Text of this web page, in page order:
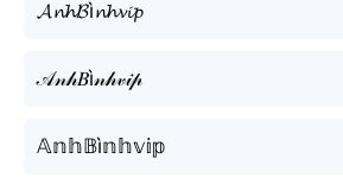
𝓐𝓷𝓱𝓑ì𝓷𝓱𝓿𝓲𝓹
𝒜𝓃𝒽𝐵ì𝓃𝒽𝓋𝒾𝓅
𝔸𝕟𝕙𝔹ì𝕟𝕙𝕧𝕚𝕡